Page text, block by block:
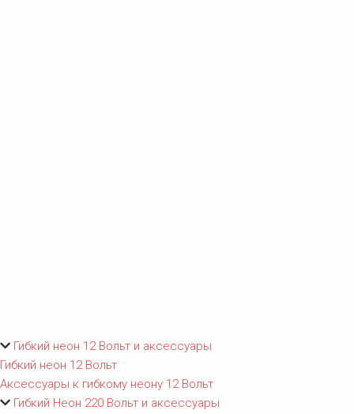
Гибкий неон 12 Вольт и аксессуары
Гибкий неон 12 Вольт
Аксессуары к гибкому неону 12 Вольт
Гибкий Неон 220 Вольт и аксессуары